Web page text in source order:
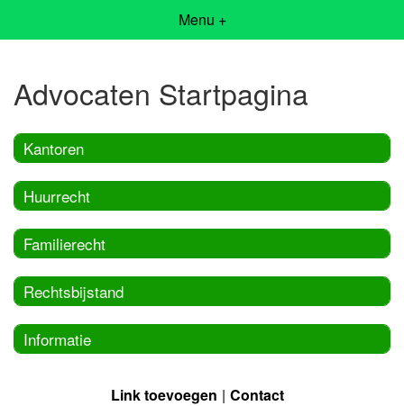
Menu +
Advocaten Startpagina
Kantoren
Huurrecht
Familierecht
Rechtsbijstand
Informatie
Link toevoegen Contact